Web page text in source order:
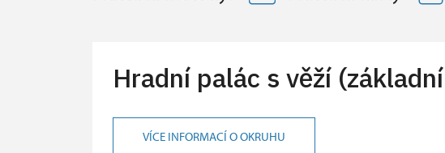
Hradní palác s věží
VÍCE INFORMACÍ O OKRUHU